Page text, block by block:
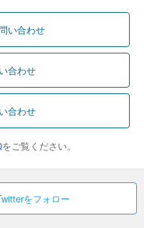
い合わせ
合わせ
合わせ
をご覧ください。
をフォロー